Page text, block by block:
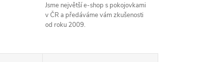
Jsme největší e-shop s pokojovkami
v ČR a předáváme vám zkušenosti
od roku 2009.